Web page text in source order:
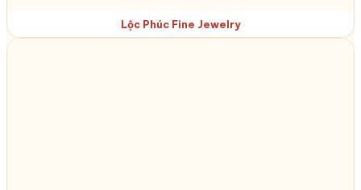
Lộc Phúc Fine Jewelry